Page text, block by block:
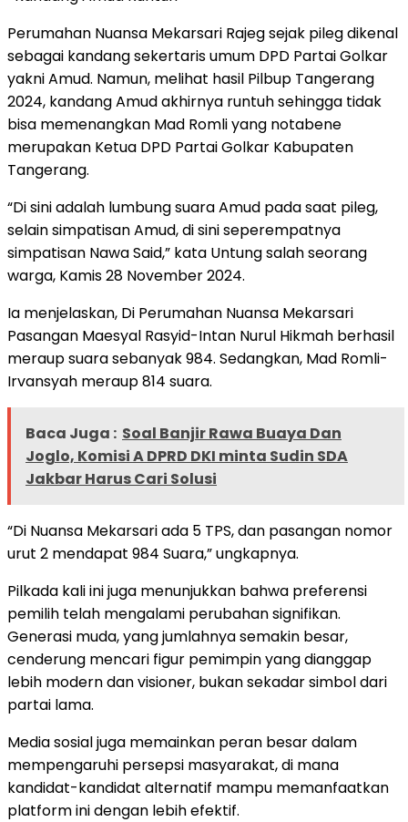
Perumahan Nuansa Mekarsari Rajeg sejak pileg dikenal
sebagai kandang sekertaris umum DPD Partai Golkar
yakni Amud. Namun, melihat hasil Pilbup Tangerang
2024, kandang Amud akhirnya runtuh sehingga tidak
bisa memenangkan Mad Romli yang notabene
merupakan Ketua DPD Partai Golkar Kabupaten
Tangerang.
“Di sini adalah lumbung suara Amud pada saat pileg,
selain simpatisan Amud, di sini seperempatnya
simpatisan Nawa Said,” kata Untung salah seorang
warga, Kamis 28 November 2024.
Ia menjelaskan, Di Perumahan Nuansa Mekarsari
Pasangan Maesyal Rasyid-Intan Nurul Hikmah berhasil
meraup suara sebanyak 984. Sedangkan, Mad Romli-
Irvansyah meraup 814 suara.
Baca Juga : Soal Banjir Rawa Buaya Dan
Joglo, Komisi A DPRD DKI minta Sudin SDA
Jakbar Harus Cari Solusi
“Di Nuansa Mekarsari ada 5 TPS, dan pasangan nomor
urut 2 mendapat 984 Suara,” ungkapnya.
Pilkada kali ini juga menunjukkan bahwa preferensi
pemilih telah mengalami perubahan signifikan.
Generasi muda, yang jumlahnya semakin besar,
cenderung mencari figur pemimpin yang dianggap
lebih modern dan visioner, bukan sekadar simbol dari
partai lama.
Media sosial juga memainkan peran besar dalam
mempengaruhi persepsi masyarakat, di mana
kandidat-kandidat alternatif mampu memanfaatkan
platform ini dengan lebih efektif.